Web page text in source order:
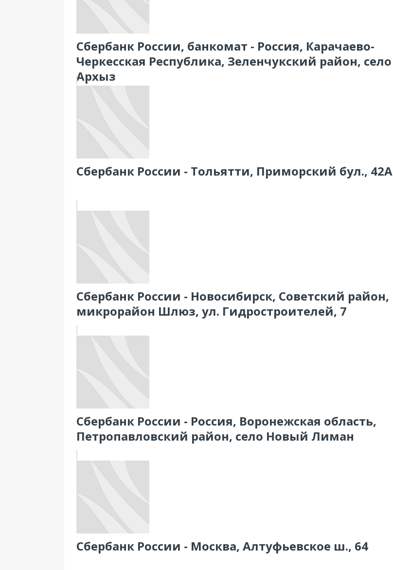
Сбербанк России, банкомат - Россия, Карачаево-
Черкесская Республика, Зеленчукский район, село
Архыз
Сбербанк России - Тольятти, Приморский бул., 42А
Сбербанк России - Новосибирск, Советский район,
микрорайон Шлюз, ул. Гидростроителей, 7
Сбербанк России - Россия, Воронежская область,
Петропавловский район, село Новый Лиман
Сбербанк России - Москва, Алтуфьевское ш., 64